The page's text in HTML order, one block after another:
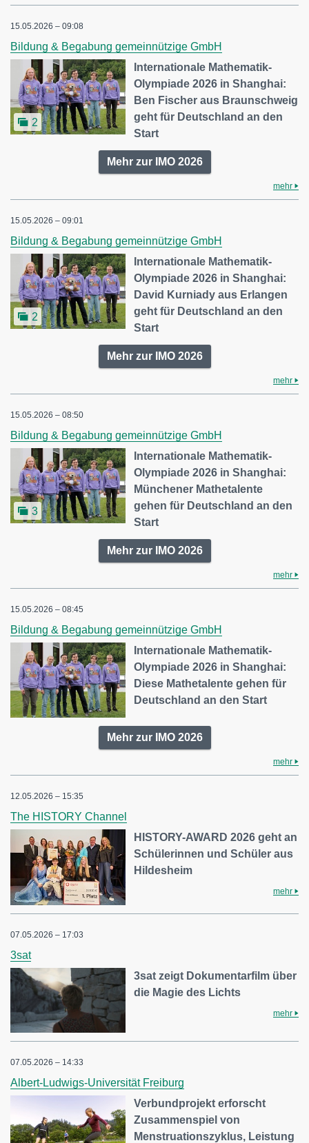
15.05.2026 – 09:08
Bildung & Begabung gemeinnützige GmbH
2
Internationale Mathematik-
Olympiade 2026 in Shanghai:
Ben Fischer aus Braunschweig
geht für Deutschland an den
Start
Mehr zur IMO 2026
mehr
15.05.2026 – 09:01
Bildung & Begabung gemeinnützige GmbH
2
Internationale Mathematik-
Olympiade 2026 in Shanghai:
David Kurniady aus Erlangen
geht für Deutschland an den
Start
Mehr zur IMO 2026
mehr
15.05.2026 – 08:50
Bildung & Begabung gemeinnützige GmbH
3
Internationale Mathematik-
Olympiade 2026 in Shanghai:
Münchener Mathetalente
gehen für Deutschland an den
Start
Mehr zur IMO 2026
mehr
15.05.2026 – 08:45
Bildung & Begabung gemeinnützige GmbH
Internationale Mathematik-
Olympiade 2026 in Shanghai:
Diese Mathetalente gehen für
Deutschland an den Start
Mehr zur IMO 2026
mehr
12.05.2026 – 15:35
The HISTORY Channel
HISTORY-AWARD 2026 geht an
Schülerinnen und Schüler aus
Hildesheim
mehr
07.05.2026 – 17:03
3sat
3sat zeigt Dokumentarfilm über
die Magie des Lichts
mehr
07.05.2026 – 14:33
Albert-Ludwigs-Universität Freiburg
Verbundprojekt erforscht
Zusammenspiel von
Menstruationszyklus, Leistung